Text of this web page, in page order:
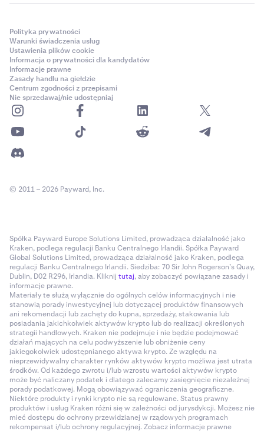
Polityka prywatności
Warunki świadczenia usług
Ustawienia plików cookie
Informacja o prywatności dla kandydatów
Informacje prawne
Zasady handlu na giełdzie
Centrum zgodności z przepisami
Nie sprzedawaj/nie udostępniaj
© 2011 – 2026 Payward, Inc.
Spółka Payward Europe Solutions Limited, prowadząca działalność jako
Kraken, podlega regulacji Banku Centralnego Irlandii. Spółka Payward
Global Solutions Limited, prowadząca działalność jako Kraken, podlega
regulacji Banku Centralnego Irlandii. Siedziba: 70 Sir John Rogerson’s Quay,
Dublin, D02 R296, Irlandia. Kliknij tutaj, aby zobaczyć powiązane zasady i
informacje prawne.
Materiały te służą wyłącznie do ogólnych celów informacyjnych i nie
stanowią porady inwestycyjnej lub dotyczącej produktów finansowych
ani rekomendacji lub zachęty do kupna, sprzedaży, stakowania lub
posiadania jakichkolwiek aktywów krypto lub do realizacji określonych
strategii handlowych. Kraken nie podejmuje i nie będzie podejmować
działań mających na celu podwyższenie lub obniżenie ceny
jakiegokolwiek udostępnianego aktywa krypto. Ze względu na
nieprzewidywalny charakter rynków aktywów krypto możliwa jest utrata
środków. Od każdego zwrotu i/lub wzrostu wartości aktywów krypto
może być naliczany podatek i dlatego zalecamy zasięgnięcie niezależnej
porady podatkowej. Mogą obowiązywać ograniczenia geograficzne.
Niektóre produkty i rynki krypto nie są regulowane. Status prawny
produktów i usług Kraken różni się w zależności od jurysdykcji. Możesz nie
mieć dostępu do ochrony przewidzianej w rządowych programach
rekompensat i/lub ochrony regulacyjnej. Zobacz informacje prawne